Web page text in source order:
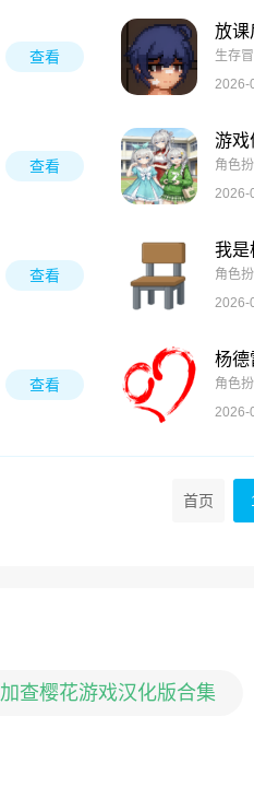
查看
放课
生存
2026-
查看
游戏
角色
2026-
查看
我是
角色
2026-
查看
杨德
角色
2026-
首页
加查樱花游戏汉化版合集